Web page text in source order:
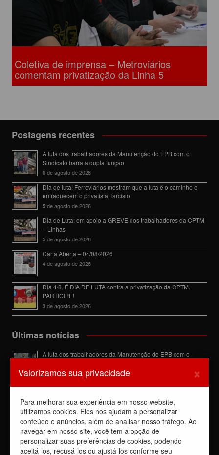
Coletiva de imprensa – Metroviários
comentam privatização da Linha 5
Postagens recentes
A luta dos trabalhadores da Manutenção do EPB com o
Sindicato barra a dupla função
6 de agosto de 2026
Dia de luta! Ferroviários mostram que a luta é o caminho e
enfraquecem o privatista Tarcísio
5 de agosto de 2026
Dia de Luta: em apoio a GREVE dos trabalhadores da CPTM
– Linhas
5 de agosto de 2026
Carta Aberta – 04/08/2026
4 de agosto de 2026
Dia 4/8, É DIA DE LUTA contra a privatização da CPTM.
PARTICIPE!
3 de agosto de 2026
Últimas notícias
A luta dos trabalhadores da Manutenção do EPB com o
6 de agosto de 2026
Dia de luta! Ferroviários mostram que a luta é o caminho e
5 de agosto de 2026
Dia 4/8, É DIA DE LUTA contra a privatização da CPTM.
PARTICIPE!
3 de agosto de 2026
Valorizamos sua privacidade ×
Para melhorar sua experiência em nosso website,
utilizamos cookies. Eles nos ajudam a personalizar
conteúdo e anúncios, além de analisar nosso tráfego. Ao
navegar em nosso site, você tem a opção de
personalizar suas preferências de cookies, podendo
aceitá-los, recusá-los ou ajustá-los conforme seu